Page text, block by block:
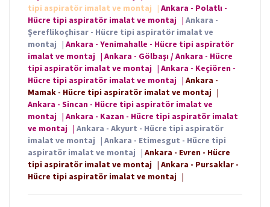
tipi aspiratör imalat ve montaj | Ankara - Polatlı -
Hücre tipi aspiratör imalat ve montaj | Ankara -
Şereflikoçhisar - Hücre tipi aspiratör imalat ve
montaj | Ankara - Yenimahalle - Hücre tipi aspiratör
imalat ve montaj | Ankara - Gölbaşı / Ankara - Hücre
tipi aspiratör imalat ve montaj | Ankara - Keçiören -
Hücre tipi aspiratör imalat ve montaj | Ankara -
Mamak - Hücre tipi aspiratör imalat ve montaj |
Ankara - Sincan - Hücre tipi aspiratör imalat ve
montaj | Ankara - Kazan - Hücre tipi aspiratör imalat
ve montaj | Ankara - Akyurt - Hücre tipi aspiratör
imalat ve montaj | Ankara - Etimesgut - Hücre tipi
aspiratör imalat ve montaj | Ankara - Evren - Hücre
tipi aspiratör imalat ve montaj | Ankara - Pursaklar -
Hücre tipi aspiratör imalat ve montaj |